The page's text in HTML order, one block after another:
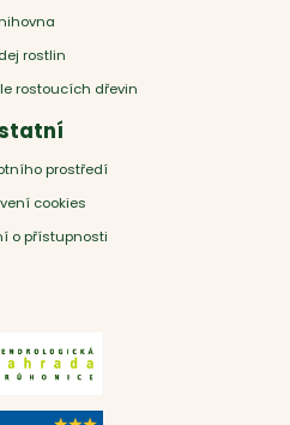
rostlin
rostoucích dřevin
prostředí
cookies
o přístupnosti